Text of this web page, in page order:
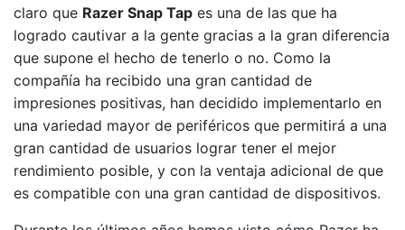
claro que Razer Snap Tap es una de las que ha
logrado cautivar a la gente gracias a la gran diferencia
que supone el hecho de tenerlo o no. Como la
compañía ha recibido una gran cantidad de
impresiones positivas, han decidido implementarlo en
una variedad mayor de periféricos que permitirá a una
gran cantidad de usuarios lograr tener el mejor
rendimiento posible, y con la ventaja adicional de que
es compatible con una gran cantidad de dispositivos.